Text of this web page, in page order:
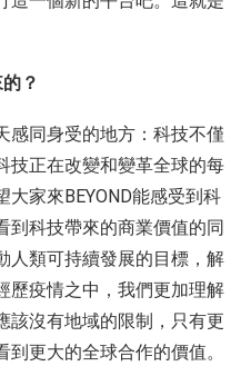
？
感同身受的地方：科技不僅
技正在改變和變革全球的每
家來BEYOND能感受到科
到科技帶來的商業價值的同
人類可持續發展的目標，解
歷疫情之中，我們更加理解
該沒有地域的限制，只有更
更大的全球合作的價值。